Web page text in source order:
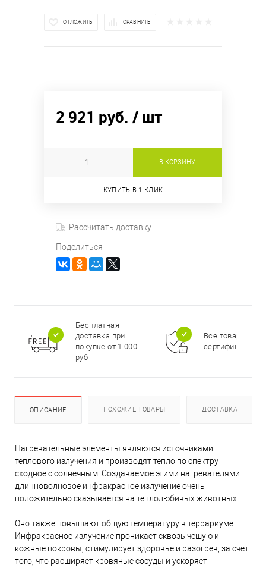
ОТЛОЖИТЬ СРАВНИТЬ
2 921 руб. / шт
В КОРЗИНУ
КУПИТЬ В 1 КЛИК
Рассчитать доставку
Поделиться
Бесплатная
доставка при
покупке от 1 000
руб
Все товары
ОПИСАНИЕ ПОХОЖИЕ ТОВАРЫ ДОСТАВКА
Нагревательные элементы являются источниками
теплового излучения и производят тепло по спектру
сходное с солнечным. Создаваемое этими нагревателями
длинноволновое инфракрасное излучение очень
положительно сказывается на теплолюбивых животных.
Оно также повышают общую температуру в террариуме.
Инфракрасное излучение проникает сквозь чешую и
кожные покровы, стимулирует здоровье и разогрев, за счет
того, что расширяет кровяные сосуды и ускоряет